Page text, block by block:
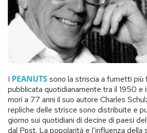
I PEANUTSsono la striscia a fumetti più
pubblicata quotidianamente tra il 1950
morì a 77 anni il suo autore Charles
repliche delle strisce sono distribuite e
giorno sui quotidiani di decine di paesi
dal Post. La popolarità e l’influenza della